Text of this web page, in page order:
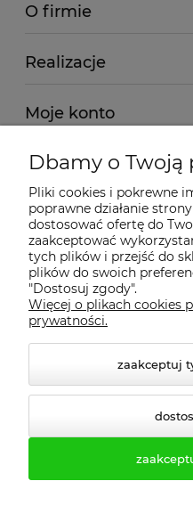
O firmie
Realizacje
Moje konto
Regulamin
Dostawa - realizacja
Gwarancja i zwroty
Pomoc
Dbamy o Twoją
Pliki cookies i pokrewne
poprawne działanie
dostosować ofertę do
zaakceptować
tych plików i przejść do
plików do swoich
"Dostosuj zgody".
Więcej o plikach cookies
prywatności.
zaakceptuj